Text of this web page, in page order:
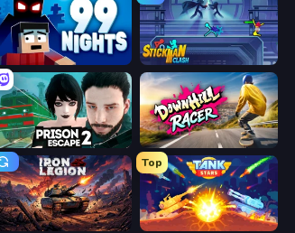
99 Nights (Bloxd.io) Stickman Clash
Prison Escape 2 Downhill Racer
Iron Legion
Top
Tank Stars